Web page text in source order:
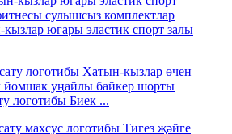
югары эластик спорт залы
логотибы Биек ...